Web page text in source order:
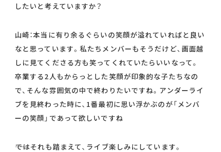
したいと考えていますか？
山崎：本当に有り余るぐらいの笑顔が溢れていればと良い
なと思っています。私たちメンバーもそうだけど、画面越
しに見てくださる方も笑ってくれていたらいいなって。
卒業する2人もからっとした笑顔が印象的な子たちなの
で、そんな雰囲気の中で終わりたいですね。アンダーライ
ブを見終わった時に、1番最初に思い浮かぶのが「メンバ
ーの笑顔」であって欲しいですね
――ではそれも踏まえて、ライブ楽しみにしています。